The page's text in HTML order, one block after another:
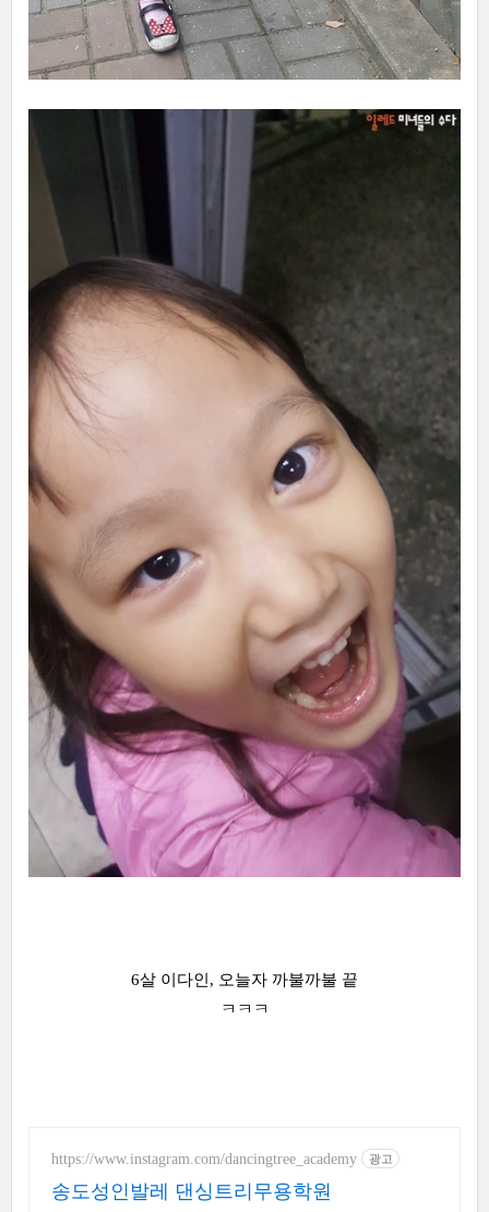
6살 이다인, 오늘자 까불까불 끝
ㅋㅋㅋ
https://www.instagram.com/dancingtree_academy 광고
송도성인발레 댄싱트리무용학원